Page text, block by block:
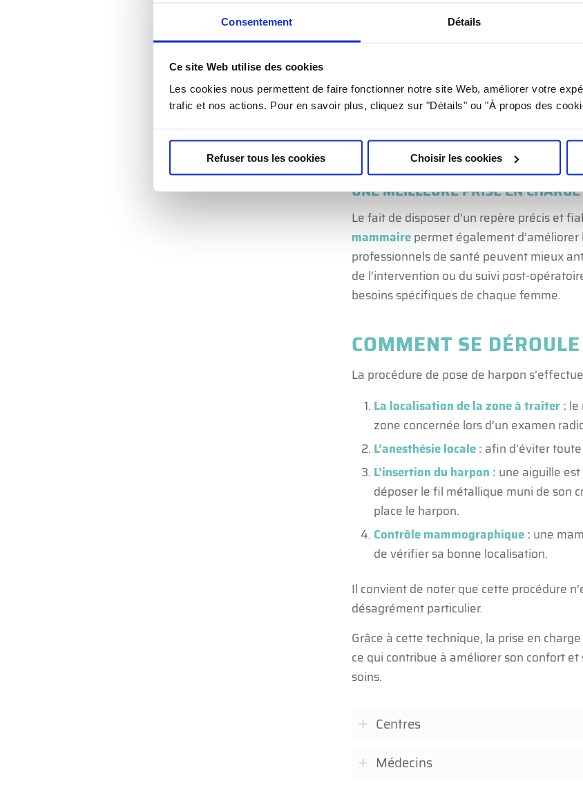
Consentement Détails
Ce site Web utilise des cookies
Les cookies nous permettent de faire fonctionner notre site Web, améliorer votre
trafic et nos actions. Pour en savoir plus, cliquez sur "Détails" ou "À propos des
Refuser tous les cookies Choisir les cookies
L’un des principaux avantages de cette
grande précision au chirurgien lors de
avec exactitude la zone concernée, ce
UNE RÉDUCTION DU RISQUE DE
En délimitant au mieux la zone à retirer,
intervention qui serait réalisée en cas
UNE MEILLEURE PRISE EN
Le fait de disposer d’un repère précis et
mammairepermet également
professionnels de santé peuvent mieux
de l’intervention ou du suivi post-
besoins spécifiques de chaque femme.
COMMENT SE
La procédure de pose de harpon
La localisation de la zone à traiter : le
zone concernée lors d’un examen
L’anesthésie locale : afin d’éviter
L’insertion du harpon : une aiguille
déposer le fil métallique muni de son
place le harpon.
Contrôle mammographique : une
de vérifier sa bonne localisation.
Il convient de noter que cette procédure
désagrément particulier.
Grâce à cette technique, la prise en
ce qui contribue à améliorer son confort
soins.
Centres
Médecins